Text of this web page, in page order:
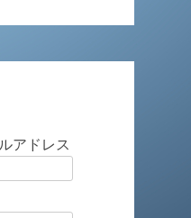
アドレス